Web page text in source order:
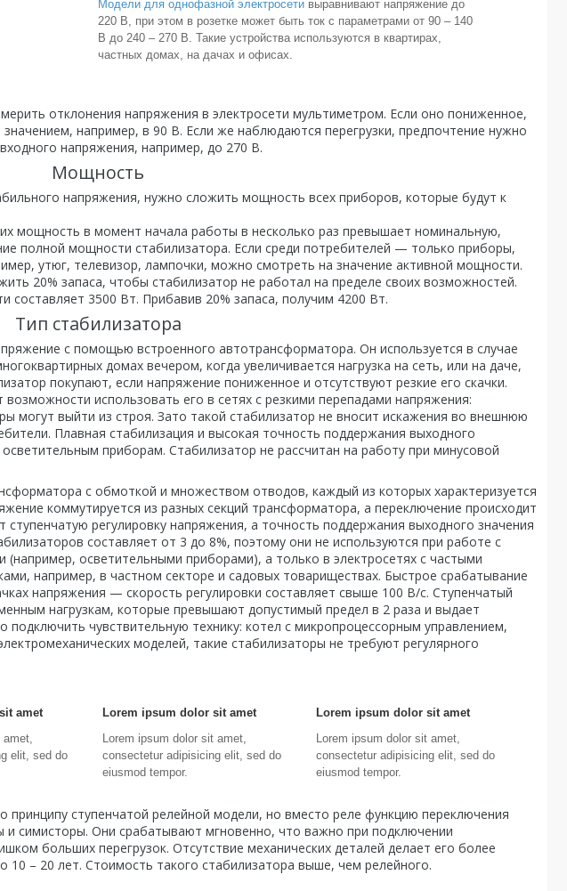
Модели для однофазной электросети выравнивают напряжение до
220 В, при этом в розетке может быть ток с параметрами от 90 – 140
В до 240 – 270 В. Такие устройства используются в квартирах,
частных домах, на дачах и офисах.
отклонения напряжения в электросети мультиметром. Если оно пониженное,
например, в 90 В. Если же наблюдаются перегрузки, предпочтение нужно
напряжения, например, до 270 В.
Мощность
напряжения, нужно сложить мощность всех приборов, которые будут к
мощность в момент начала работы в несколько раз превышает номинальную,
полной мощности стабилизатора. Если среди потребителей — только приборы,
утюг, телевизор, лампочки, можно смотреть на значение активной мощности.
20% запаса, чтобы стабилизатор не работал на пределе своих возможностей.
3500 Вт. Прибавив 20% запаса, получим 4200 Вт.
Тип стабилизатора
с помощью встроенного автотрансформатора. Он используется в случае
домах вечером, когда увеличивается нагрузка на сеть, или на даче,
покупают, если напряжение пониженное и отсутствуют резкие его скачки.
использовать его в сетях с резкими перепадами напряжения:
могут выйти из строя. Зато такой стабилизатор не вносит искажения во внешнюю
Плавная стабилизация и высокая точность поддержания выходного
приборам. Стабилизатор не рассчитан на работу при минусовой
с обмоткой и множеством отводов, каждый из которых характеризуется
коммутируется из разных секций трансформатора, а переключение происходит
ступенчатую регулировку напряжения, а точность поддержания выходного значения
составляет от 3 до 8%, поэтому они не используются при работе с
(например, осветительными приборами), а только в электросетях с частыми
например, в частном секторе и садовых товариществах. Быстрое срабатывание
напряжения — скорость регулировки составляет свыше 100 В/с. Ступенчатый
нагрузкам, которые превышают допустимый предел в 2 раза и выдает
чувствительную технику: котел с микропроцессорным управлением,
моделей, такие стабилизаторы не требуют регулярного
amet
amet,
elit, sed do
Lorem ipsum dolor sit amet
Lorem ipsum dolor sit amet,
consectetur adipisicing elit, sed do
eiusmod tempor.
Lorem ipsum dolor sit amet
Lorem ipsum dolor sit amet,
consectetur adipisicing elit, sed do
eiusmod tempor.
принципу ступенчатой релейной модели, но вместо реле функцию переключения
симисторы. Они срабатывают мгновенно, что важно при подключении
больших перегрузок. Отсутствие механических деталей делает его более
10 – 20 лет. Стоимость такого стабилизатора выше, чем релейного.